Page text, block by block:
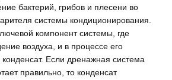
бактерий, грибов и плесени во
системы кондиционирования.
компонент системы, где
воздуха, и в процессе его
Если дренажная система
правильно, то конденсат